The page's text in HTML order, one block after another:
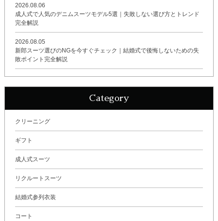
2026.08.06
成人式で人気のデニムスーツモデル5選｜失敗しない選び方とトレンド
完全解説
2026.08.05
新郎スーツ選びのNGを今すぐチェック｜結婚式で後悔しないための失
敗ポイント完全解説
Category
クリーニング
ギフト
成人式スーツ
リクルートスーツ
結婚式参列衣装
コート